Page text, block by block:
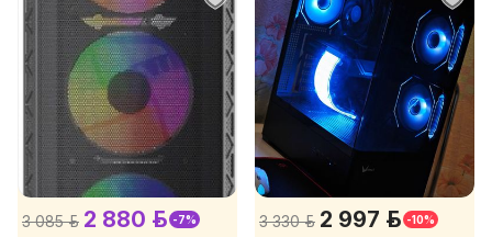
3 085 р. 2 880 р. -7% 3 330 р. 2 997 р. -10%